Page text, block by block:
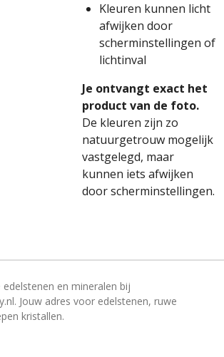
Kleuren kunnen licht
afwijken door
scherminstellingen of
lichtinval
Je ontvangt exact het
product van de foto.
De kleuren zijn zo
natuurgetrouw mogelijk
vastgelegd, maar
kunnen iets afwijken
door scherminstellingen.
en mineralen bij
Jouw adres voor edelstenen, ruwe
kristallen.